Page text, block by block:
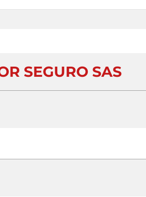
SEGURO SAS